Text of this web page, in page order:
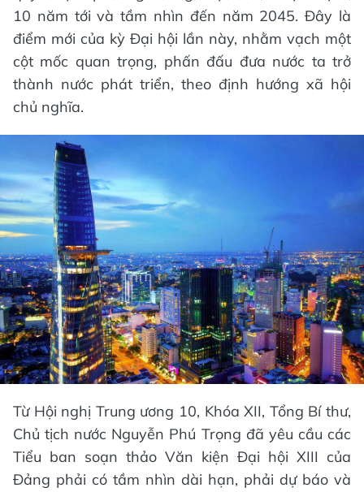
10 năm tới và tầm nhìn đến năm 2045. Đây là
điểm mới của kỳ Đại hội lần này, nhằm vạch một
cột mốc quan trọng, phấn đấu đưa nước ta trở
thành nước phát triển, theo định hướng xã hội
chủ nghĩa.
Từ Hội nghị Trung ương 10, Khóa XII, Tổng Bí thư,
Chủ tịch nước Nguyễn Phú Trọng đã yêu cầu các
Tiểu ban soạn thảo Văn kiện Đại hội XIII của
Đảng phải có tầm nhìn dài hạn, phải dự báo và